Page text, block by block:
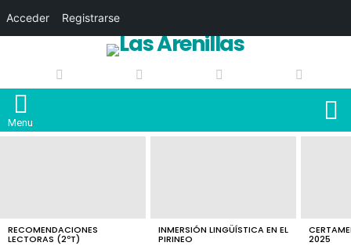
Menu
RECOMENDACIONES
LECTORAS (2ºT)
INMERSIÓN LINGÜÍSTICA EN EL
PIRINEO 2025
Acceder Registrarse